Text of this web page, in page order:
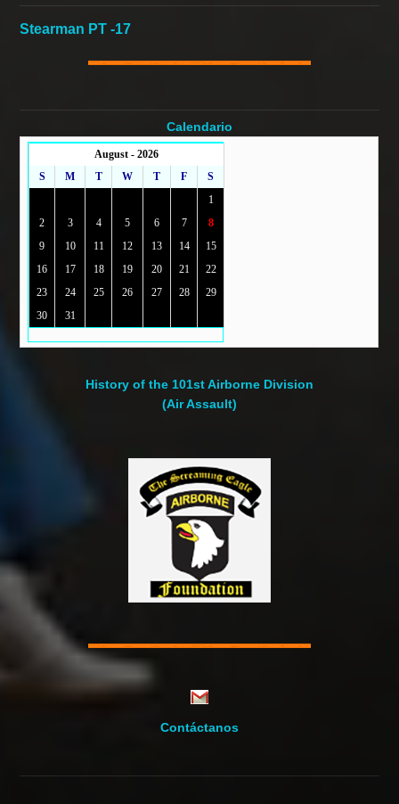
Stearman PT -17
Calendario
August - 2026
S
M T W T F
S
1
2
3 4 5 6 7
8
9
10 11 12 13 14
15
16
17 18 19 20 21
22
23
24 25 26 27 28
29
30
31
History of the 101st Airborne Division
(Air Assault)
Contáctanos